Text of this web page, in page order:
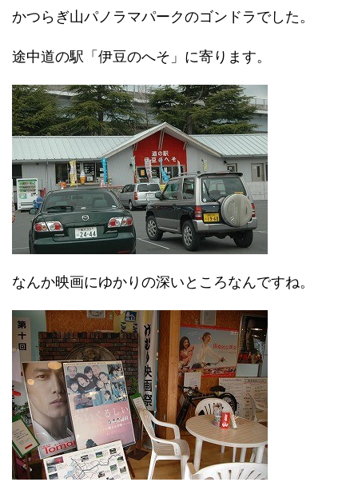
かつらぎ山パノラマパークのゴンドラでした。
途中道の駅「伊豆のへそ」に寄ります。
なんか映画にゆかりの深いところなんですね。